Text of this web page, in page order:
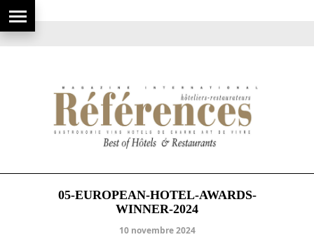
05-EUROPEAN-HOTEL-AWARDS-
WINNER-2024
10 novembre 2024